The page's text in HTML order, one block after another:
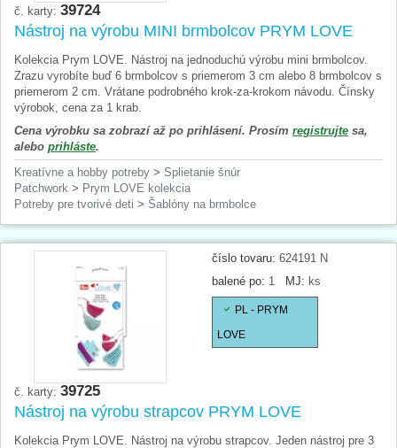
č. karty: 39724
Nástroj na výrobu MINI brmbolcov PRYM LOVE
Kolekcia Prym LOVE. Nástroj na jednoduchú výrobu mini brmbolcov.
Zrazu vyrobíte buď 6 brmbolcov s priemerom 3 cm alebo 8 brmbolcov s
priemerom 2 cm. Vrátane podrobného krok-za-krokom návodu. Čínsky
výrobok, cena za 1 krab.
Cena výrobku sa zobrazí až po prihlásení. Prosím registrujte sa,
alebo prihláste.
Kreatívne a hobby potreby > Splietanie šnúr
Patchwork > Prym LOVE kolekcia
Potreby pre tvorivé deti > Šablóny na brmbolce
číslo tovaru: 624191 N
balené po: 1 MJ: ks
PL - PRYM
LOVE
č. karty: 39725
Nástroj na výrobu strapcov PRYM LOVE
Kolekcia Prym LOVE. Nástroj na výrobu strapcov. Jeden nástroj pre 3